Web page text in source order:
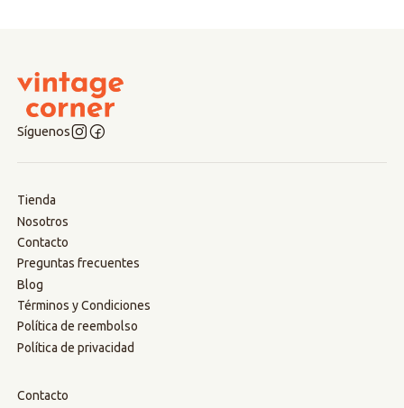
Síguenos
Tienda
Nosotros
Contacto
Preguntas frecuentes
Blog
Términos y Condiciones
Política de reembolso
Política de privacidad
Contacto